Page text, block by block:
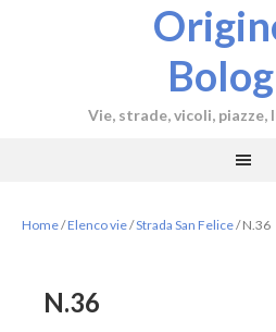
Vie, strade, vicoli, piazze,
Home/Elenco vie/Strada San Felice/N.36
N.36